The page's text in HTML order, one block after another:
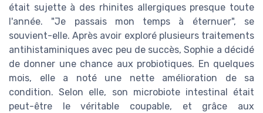
était sujette à des rhinites allergiques presque toute
l'année. "Je passais mon temps à éternuer", se
souvient-elle. Après avoir exploré plusieurs traitements
antihistaminiques avec peu de succès, Sophie a décidé
de donner une chance aux probiotiques. En quelques
mois, elle a noté une nette amélioration de sa
condition. Selon elle, son microbiote intestinal était
peut-être le véritable coupable, et grâce aux